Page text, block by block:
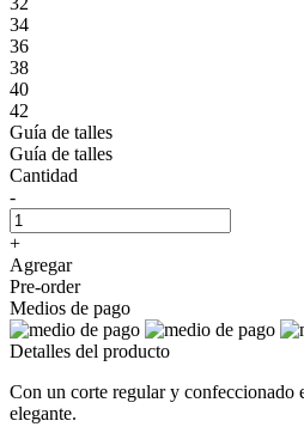
34
36
38
40
42
Guía de talles
Guía de talles
Cantidad
-
+
Agregar
Pre-order
Medios de pago
Detalles del producto
Con un corte regular y confeccionado
elegante.